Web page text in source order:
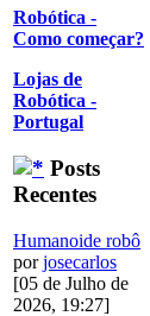
Robótica -
Como começar?
Lojas de
Robótica -
Portugal
Posts
Recentes
Humanoide robô
porjosecarlos
[05 de Julho de
2026, 19:27]